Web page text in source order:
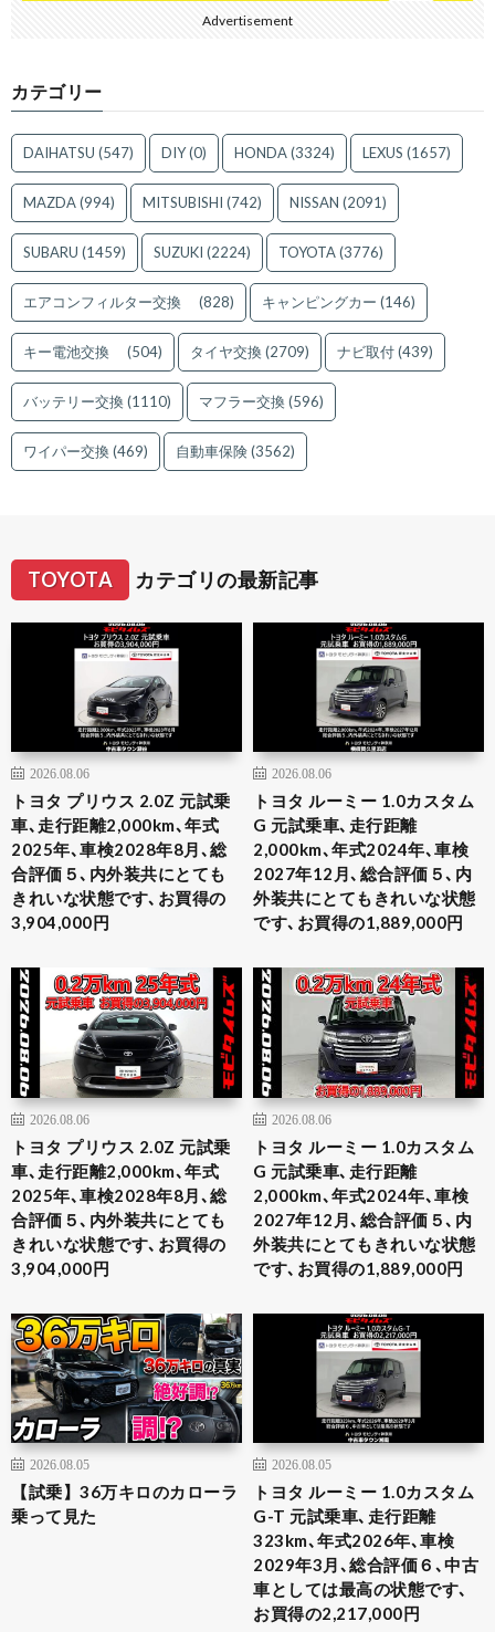
Advertisement
カテゴリー
DAIHATSU (547) DIY(0) HONDA(3324) LEXUS (1657)
MAZDA(994) MITSUBISHI (742) NISSAN (2091)
SUBARU (1459) SUZUKI (2224) TOYOTA(3776)
エアコンフィルター交換 (828) キャンピングカー (146)
キー電池交換 (504) タイヤ交換(2709) ナビ取付(439)
バッテリー交換(1110) マフラー交換(596)
ワイパー交換(469) 自動車保険(3562)
TOYOTA カテゴリの最新記事
2026.08.06
トヨタ プリウス 2.0Z 元試乗
車､走行距離2,000km､年式
2025年､車検2028年8月､総
合評価５､内外装共にとても
きれいな状態です､お買得の
3,904,000円
2026.08.06
トヨタ ルーミー 1.0カスタム
G 元試乗車､走行距離
2,000km､年式2024年､車検
2027年12月､総合評価５､内
外装共にとてもきれいな状態
です､お買得の1,889,000円
2026.08.06
トヨタ プリウス 2.0Z 元試乗
車､走行距離2,000km､年式
2025年､車検2028年8月､総
合評価５､内外装共にとても
きれいな状態です､お買得の
3,904,000円
2026.08.06
トヨタ ルーミー 1.0カスタム
G 元試乗車､走行距離
2,000km､年式2024年､車検
2027年12月､総合評価５､内
外装共にとてもきれいな状態
です､お買得の1,889,000円
2026.08.05
【試乗】36万キロのカローラ
乗って見た
2026.08.05
トヨタ ルーミー 1.0カスタム
G-T 元試乗車､走行距離
323km､年式2026年､車検
2029年3月､総合評価６､中古
車としては最高の状態です､
お買得の2,217,000円